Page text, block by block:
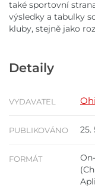
také sportovní
výsledky a tabulky
kluby, stejně jako
Detaily
VYDAVATEL
PUBLIKOVÁNO 25.
FORMÁT